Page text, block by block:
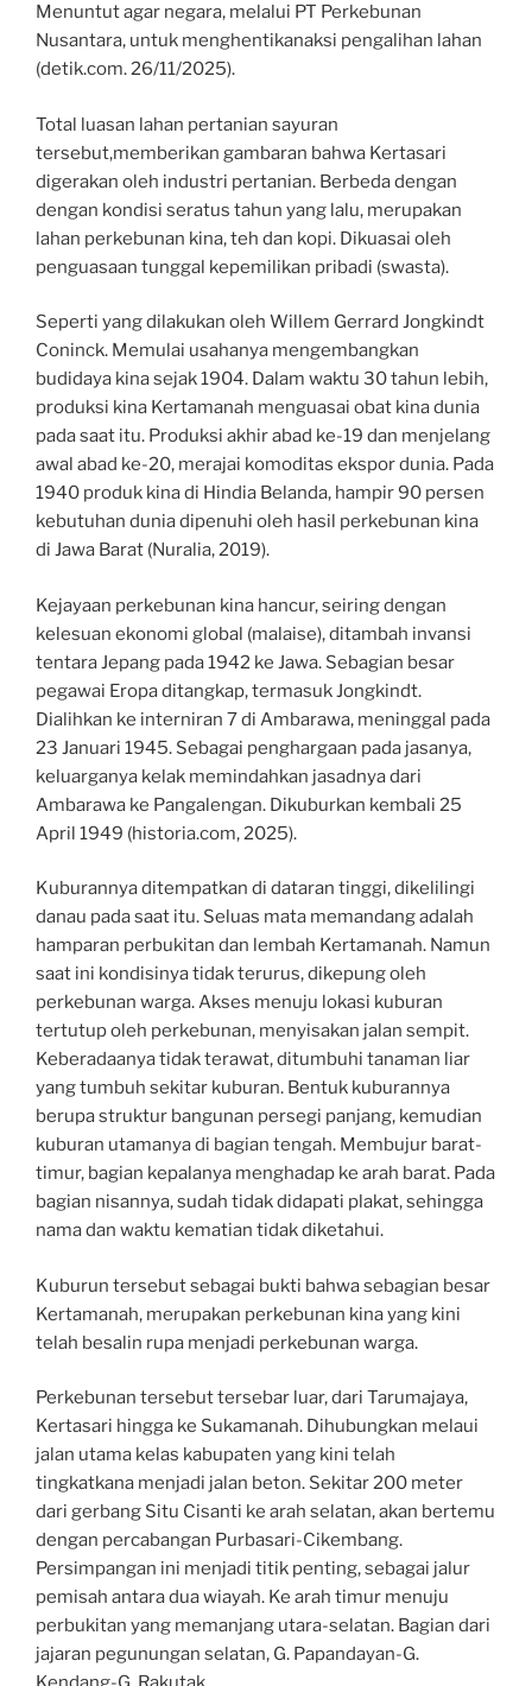
Menuntut agar negara, melalui PT Perkebunan
Nusantara, untuk menghentikanaksi pengalihan lahan
(detik.com. 26/11/2025).
Total luasan lahan pertanian sayuran
tersebut,memberikan gambaran bahwa Kertasari
digerakan oleh industri pertanian. Berbeda dengan
dengan kondisi seratus tahun yang lalu, merupakan
lahan perkebunan kina, teh dan kopi. Dikuasai oleh
penguasaan tunggal kepemilikan pribadi (swasta).
Seperti yang dilakukan oleh Willem Gerrard Jongkindt
Coninck. Memulai usahanya mengembangkan
budidaya kina sejak 1904. Dalam waktu 30 tahun lebih,
produksi kina Kertamanah menguasai obat kina dunia
pada saat itu. Produksi akhir abad ke-19 dan menjelang
awal abad ke-20, merajai komoditas ekspor dunia. Pada
1940 produk kina di Hindia Belanda, hampir 90 persen
kebutuhan dunia dipenuhi oleh hasil perkebunan kina
di Jawa Barat (Nuralia, 2019).
Kejayaan perkebunan kina hancur, seiring dengan
kelesuan ekonomi global (malaise), ditambah invansi
tentara Jepang pada 1942 ke Jawa. Sebagian besar
pegawai Eropa ditangkap, termasuk Jongkindt.
Dialihkan ke interniran 7 di Ambarawa, meninggal pada
23 Januari 1945. Sebagai penghargaan pada jasanya,
keluarganya kelak memindahkan jasadnya dari
Ambarawa ke Pangalengan. Dikuburkan kembali 25
April 1949 (historia.com, 2025).
Kuburannya ditempatkan di dataran tinggi, dikelilingi
danau pada saat itu. Seluas mata memandang adalah
hamparan perbukitan dan lembah Kertamanah. Namun
saat ini kondisinya tidak terurus, dikepung oleh
perkebunan warga. Akses menuju lokasi kuburan
tertutup oleh perkebunan, menyisakan jalan sempit.
Keberadaanya tidak terawat, ditumbuhi tanaman liar
yang tumbuh sekitar kuburan. Bentuk kuburannya
berupa struktur bangunan persegi panjang, kemudian
kuburan utamanya di bagian tengah. Membujur barat-
timur, bagian kepalanya menghadap ke arah barat. Pada
bagian nisannya, sudah tidak didapati plakat, sehingga
nama dan waktu kematian tidak diketahui.
Kuburun tersebut sebagai bukti bahwa sebagian besar
Kertamanah, merupakan perkebunan kina yang kini
telah besalin rupa menjadi perkebunan warga.
Perkebunan tersebut tersebar luar, dari Tarumajaya,
Kertasari hingga ke Sukamanah. Dihubungkan melaui
jalan utama kelas kabupaten yang kini telah
tingkatkana menjadi jalan beton. Sekitar 200 meter
dari gerbang Situ Cisanti ke arah selatan, akan bertemu
dengan percabangan Purbasari-Cikembang.
Persimpangan ini menjadi titik penting, sebagai jalur
pemisah antara dua wiayah. Ke arah timur menuju
perbukitan yang memanjang utara-selatan. Bagian dari
jajaran pegunungan selatan, G. Papandayan-G.